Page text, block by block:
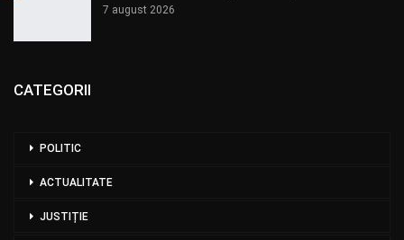
7 august 2026
CATEGORII
POLITIC
ACTUALITATE
JUSTIȚIE